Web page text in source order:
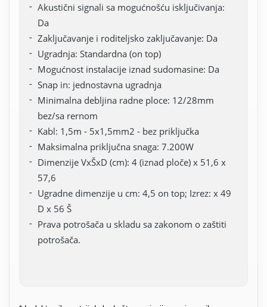
Akustični signali sa mogućnošću isključivanja:
Da
Zaključavanje i roditeljsko zaključavanje: Da
Ugradnja: Standardna (on top)
Mogućnost instalacije iznad sudomasine: Da
Snap in: jednostavna ugradnja
Minimalna debljina radne ploce: 12/28mm
bez/sa rernom
Kabl: 1,5m - 5x1,5mm2 - bez priključka
Maksimalna priključna snaga: 7.200W
Dimenzije VxŠxD (cm): 4 (iznad ploče) x 51,6 x
57,6
Ugradne dimenzije u cm: 4,5 on top; Izrez: x 49
D x 56 Š
Prava potrošača u skladu sa zakonom o zaštiti
potrošača.